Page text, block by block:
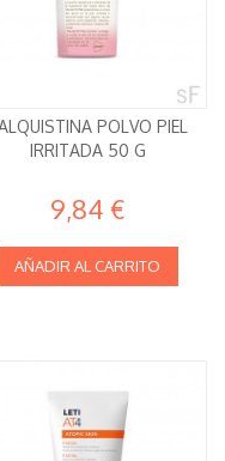
POLVO PIEL
IRRITADA 50 G
9,84 €
AÑADIR AL CARRITO